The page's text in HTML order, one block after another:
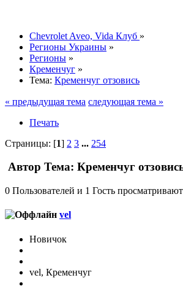
Chevrolet Aveo, Vida Клуб »
Регионы Украины »
Регионы »
Кременчуг »
Тема: Кременчуг отзовись
« предыдущая тема следующая тема »
Печать
Страницы: [1] 2 3 ... 254
Автор Тема: Кременчуг
0 Пользователей и 1 Гость
vel
Новичок
vel, Кременчуг